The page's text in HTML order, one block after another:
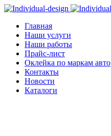
Главная
Наши услуги
Наши работы
Прайс-лист
Оклейка по маркам авто
Контакты
Новости
Каталоги